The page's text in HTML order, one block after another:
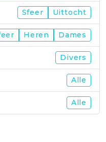
Sfeer Uittocht
Heren Dames
Divers
Alle
Alle